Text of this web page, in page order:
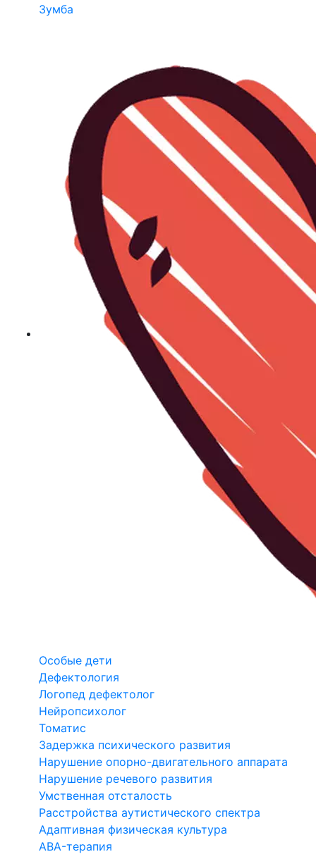
Зумба
Особые дети
Дефектология
Логопед дефектолог
Нейропсихолог
Томатис
Задержка психического развития
Нарушение опорно-двигательного аппарата
Нарушение речевого развития
Умственная отсталость
Расстройства аутистического спектра
Адаптивная физическая культура
ABA-терапия